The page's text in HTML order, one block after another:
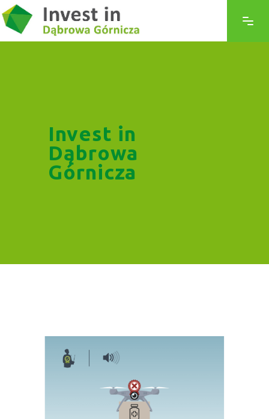
Invest in
Dąbrowa
Górnicza